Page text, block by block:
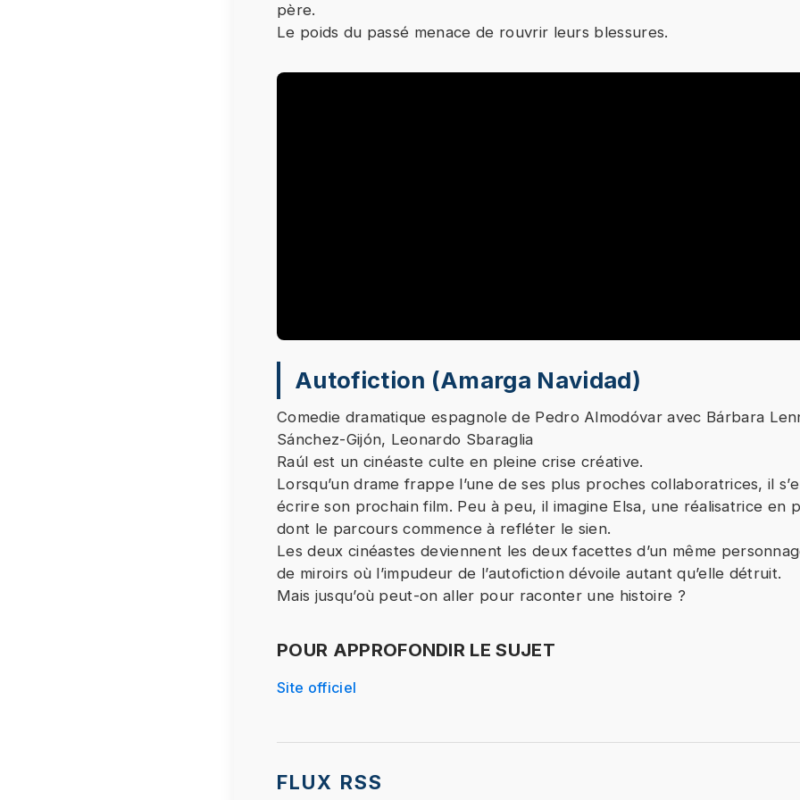
père.
Le poids du passé menace de rouvrir leurs blessures.
Le visionnage de cette vidéo peut entraîner le placement de cookies
fournisseur de la plateforme vidéo vers laquelle vous serez
Étant donné votre refus du dépôt de cookies que vous avez exprimé,
de respecter votre choix, nous avons bloqué la lecture de cette vidéo.
vous souhaitez continuer et lire la vidéo, vous devez nous donner
consentement en cliquant sur le bouton ci-dessous.
J'accepte - Lancer la vidéo
Autofiction (Amarga Navidad)
Comedie dramatique espagnole de Pedro Almodóvar avec Bárbara
Sánchez-Gijón, Leonardo Sbaraglia
Raúl est un cinéaste culte en pleine crise créative.
Lorsqu’un drame frappe l’une de ses plus proches collaboratrices, il
écrire son prochain film. Peu à peu, il imagine Elsa, une réalisatrice en
dont le parcours commence à refléter le sien.
Les deux cinéastes deviennent les deux facettes d’un même
de miroirs où l’impudeur de l’autofiction dévoile autant qu’elle détruit.
Mais jusqu’où peut-on aller pour raconter une histoire ?
POUR APPROFONDIR LE SUJET
Site officiel
FLUX RSS